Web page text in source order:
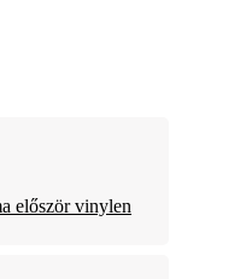
először vinylen